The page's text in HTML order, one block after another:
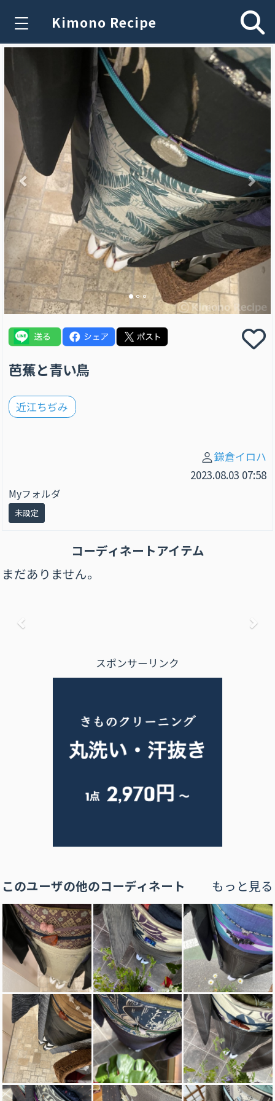
Kimono Recipe
芭蕉と青い鳥
近江ちぢみ
鎌倉イロハ
2023.08.03 07:58
Myフォルダ
未設定
コーディネートアイテム
まだありません。
スポンサーリンク
このユーザの他のコーディネート もっと見る